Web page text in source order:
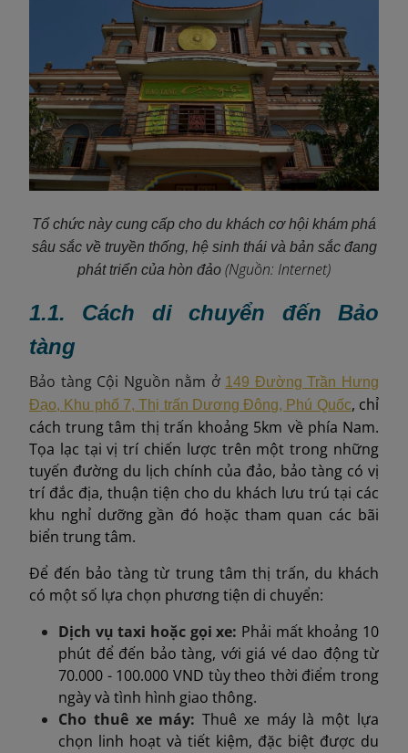
Tổ chức này cung cấp cho du khách cơ hội khám phá
sâu sắc về truyền thống, hệ sinh thái và bản sắc đang
phát triển của hòn đảo (Nguồn: Internet)
1.1. Cách di chuyển đến Bảo
tàng
Bảo tàng Cội Nguồn nằm ở 149 Đường Trần Hưng
Đạo, Khu phố 7, Thị trấn Dương Đông, Phú Quốc, chỉ
cách trung tâm thị trấn khoảng 5km về phía Nam.
Tọa lạc tại vị trí chiến lược trên một trong những
tuyến đường du lịch chính của đảo, bảo tàng có vị
trí đắc địa, thuận tiện cho du khách lưu trú tại các
khu nghỉ dưỡng gần đó hoặc tham quan các bãi
biển trung tâm.
Để đến bảo tàng từ trung tâm thị trấn, du khách
có một số lựa chọn phương tiện di chuyển:
Dịch vụ taxi hoặc gọi xe: Phải mất khoảng 10
phút để đến bảo tàng, với giá vé dao động từ
70.000 - 100.000 VND tùy theo thời điểm trong
ngày và tình hình giao thông.
Cho thuê xe máy:Thuê xe máy là một lựa
chọn linh hoạt và tiết kiệm, đặc biệt được du